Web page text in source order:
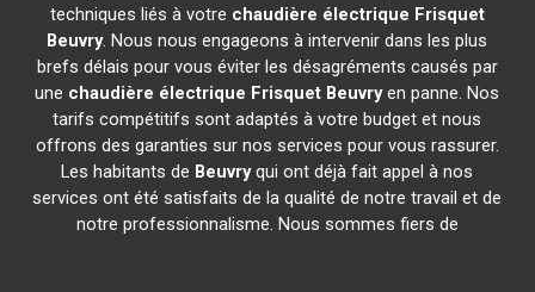
techniques liés à votre chaudière électrique Frisquet
Beuvry. Nous nous engageons à intervenir dans les plus
brefs délais pour vous éviter les désagréments causés par
une chaudière électrique Frisquet Beuvryen panne. Nos
tarifs compétitifs sont adaptés à votre budget et nous
offrons des garanties sur nos services pour vous rassurer.
Les habitants de Beuvryqui ont déjà fait appel à nos
services ont été satisfaits de la qualité de notre travail et de
notre professionnalisme. Nous sommes fiers de